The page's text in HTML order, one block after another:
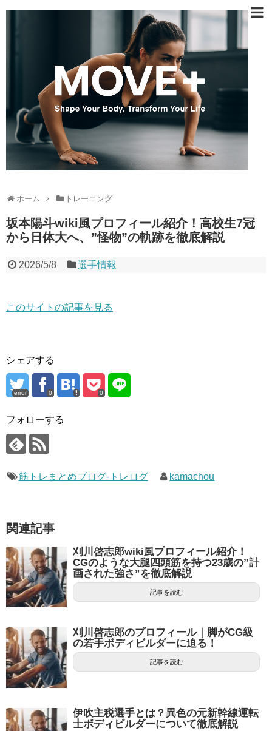
ホーム トレーニング
坂本陽斗wiki風プロフィール紹介！高校生7冠
から日体大へ、”怪物”の軌跡を徹底解説
2026/5/8 選手情報
このサイトの記事を見る
シェアする
error 0 0
フォローする
筋トレまとめブログ-トレログ kamachou
関連記事
刈川啓志郎wiki風プロフィール紹介！
CGのような大腿四頭筋を持つ23歳の”計
画された強さ”を徹底解説
記事を読む
刈川啓志郎のプロフィール｜脚がCG級
の若手ボディビルダーに迫る！
記事を読む
伊吹主税選手とは？異色の元新幹線運転
士ボディビルダーについて徹底解説